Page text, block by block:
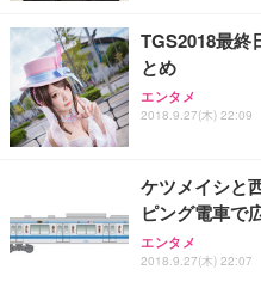
TGS2018最終
とめ
エンタメ
2018.9.27(木) 22:09
ケツメイシと
ピング電車で
エンタメ
2018.9.27(木) 22:07